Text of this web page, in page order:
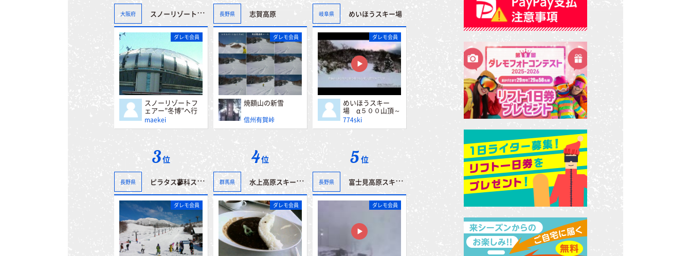
大阪府 スノーリゾートフェアー”冬博”へ行って来ました。＾＾
ダレモ会員
スノーリゾートフ
ェアー”冬博”へ行
って来ました。＾
＾
maekei
長野県 志賀高原
ダレモ会員
焼額山の新雪
信州有賀峠
岐阜県 めいほうスキー場
ダレモ会員
めいほうスキー
場 α５００山頂～
第一レストハウス
774ski
3位
長野県 ピラタス蓼科スノーリゾート
ダレモ会員
4位
群馬県 水上高原スキーリゾート
ダレモ会員
5位
長野県 富士見高原スキー場
ダレモ会員